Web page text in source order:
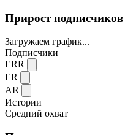
Прирост подписчиков
Загружаем график...
Подписчики
ERR
ER
AR
Истории
Средний охват